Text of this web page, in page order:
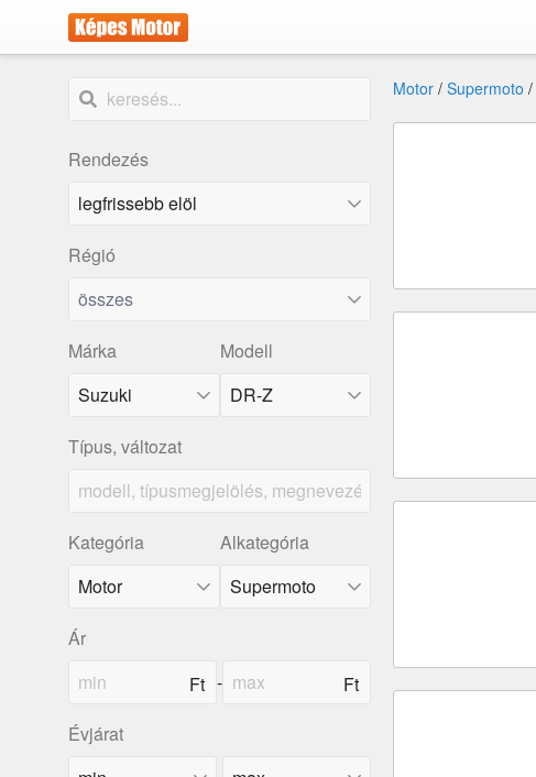
Rendezés
Régió
összes
Márka
Suzuki
Modell
DR-Z
Típus, változat
Kategória Alkategória
Ár
-
Évjárat
Motor / Supermoto /